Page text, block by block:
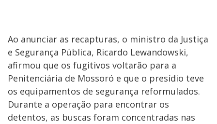
Ao anunciar as recapturas, o ministro da Justiça
e Segurança Pública, Ricardo Lewandowski,
afirmou que os fugitivos voltarão para a
Penitenciária de Mossoró e que o presídio teve
os equipamentos de segurança reformulados.
Durante a operação para encontrar os
detentos, as buscas foram concentradas nas